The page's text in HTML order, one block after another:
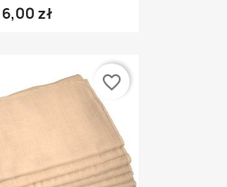
6,00 zł
favorite_border